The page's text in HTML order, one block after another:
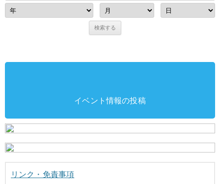
イベント情報の投稿
リンク・免責事項